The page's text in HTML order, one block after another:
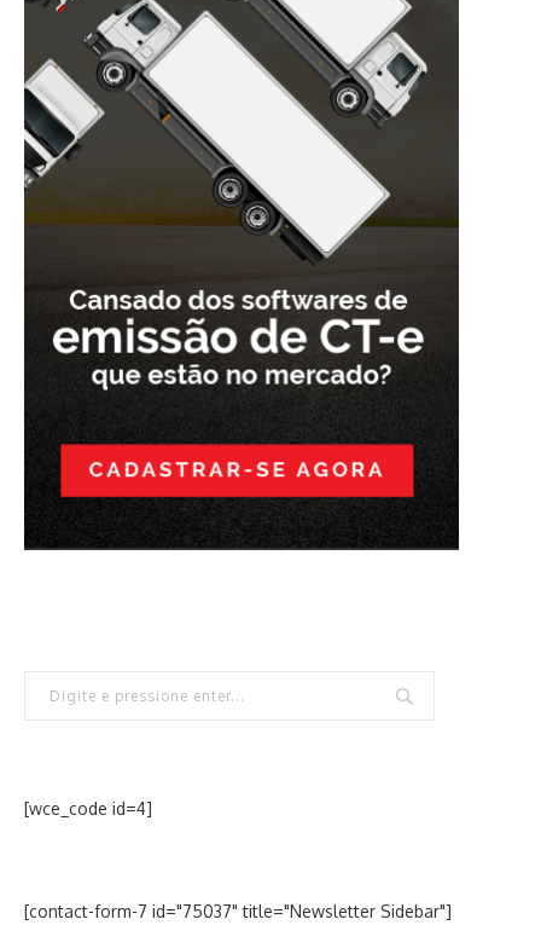
[wce_code id=4]
[contact-form-7 id="75037" title="Newsletter Sidebar"]